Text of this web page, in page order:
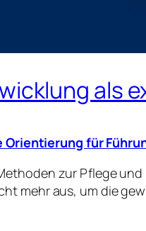
als
für
zur Pflege
mehr aus, um die